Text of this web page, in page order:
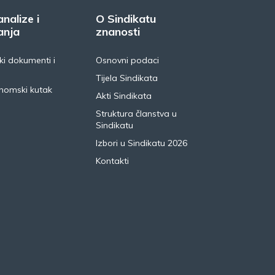
i
dokumenti i
kutak
O Sindikatu
znanosti
Osnovni podaci
Tijela Sindikata
Akti Sindikata
Struktura članstva u
Sindikatu
Izbori u Sindikatu 2026
Kontakti